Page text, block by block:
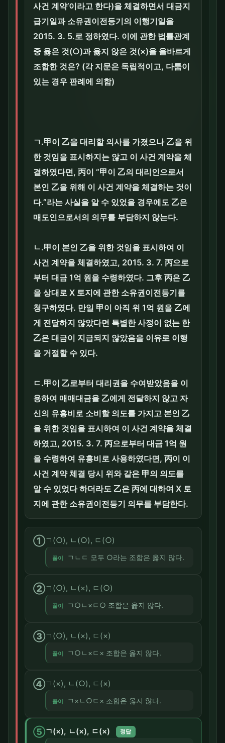
사건 계약’이라고 한다)을 체결하면서 대금지
급기일과 소유권이전등기의 이행기일을
2015. 3. 5.로 정하였다. 이에 관한 법률관계
중 옳은 것(○)과 옳지 않은 것(×)을 올바르게
조합한 것은? (각 지문은 독립적이고, 다툼이
있는 경우 판례에 의함)
ㄱ.甲이 乙을 대리할 의사를 가졌으나 乙을 위
한 것임을 표시하지는 않고 이 사건 계약을 체
결하였다면, 丙이 “甲이 乙의 대리인으로서
본인 乙을 위해 이 사건 계약을 체결하는 것이
다.”라는 사실을 알 수 있었을 경우에도 乙은
매도인으로서의 의무를 부담하지 않는다.
ㄴ.甲이 본인 乙을 위한 것임을 표시하여 이
사건 계약을 체결하였고, 2015. 3. 7. 丙으로
부터 대금 1억 원을 수령하였다. 그후 丙은 乙
을 상대로 X 토지에 관한 소유권이전등기를
청구하였다. 만일 甲이 아직 위 1억 원을 乙에
게 전달하지 않았다면 특별한 사정이 없는 한
乙은 대금이 지급되지 않았음을 이유로 이행
을 거절할 수 있다.
ㄷ.甲이 乙로부터 대리권을 수여받았음을 이
용하여 매매대금을 乙에게 전달하지 않고 자
신의 유흥비로 소비할 의도를 가지고 본인 乙
을 위한 것임을 표시하여 이 사건 계약을 체결
하였고, 2015. 3. 7. 丙으로부터 대금 1억 원
을 수령하여 유흥비로 사용하였다면, 丙이 이
사건 계약 체결 당시 위와 같은 甲의 의도를
알 수 있었다 하더라도 乙은 丙에 대하여 X 토
지에 관한 소유권이전등기 의무를 부담한다.
①ㄱ(○), ㄴ(○), ㄷ(○)
풀이 ㄱㄴㄷ 모두 ○라는 조합은 옳지 않다.
②ㄱ(○), ㄴ(×), ㄷ(○)
풀이 ㄱ○ㄴ×ㄷ○ 조합은 옳지 않다.
③ㄱ(○), ㄴ(×), ㄷ(×)
풀이 ㄱ○ㄴ×ㄷ× 조합은 옳지 않다.
④ㄱ(×), ㄴ(○), ㄷ(×)
풀이 ㄱ×ㄴ○ㄷ× 조합은 옳지 않다.
⑤ㄱ(×), ㄴ(×), ㄷ(×) 정답